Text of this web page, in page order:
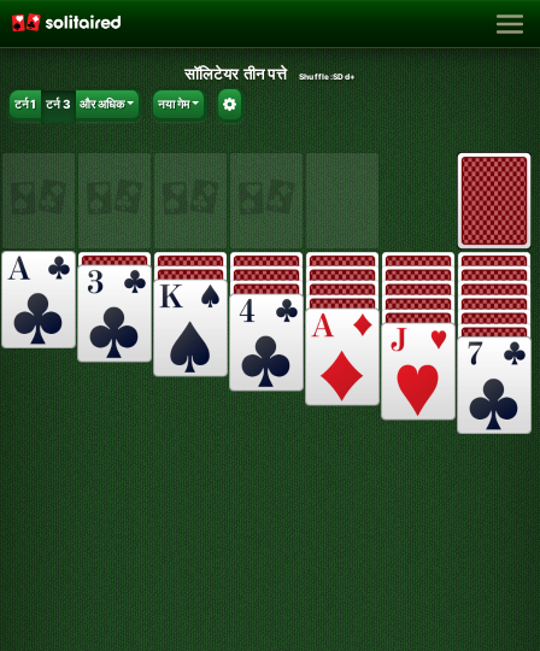
सॉलिटेयर तीन पत्ते Shuffle:SDd+
टर्न 1 टर्न 3 और अधिक नया गेम